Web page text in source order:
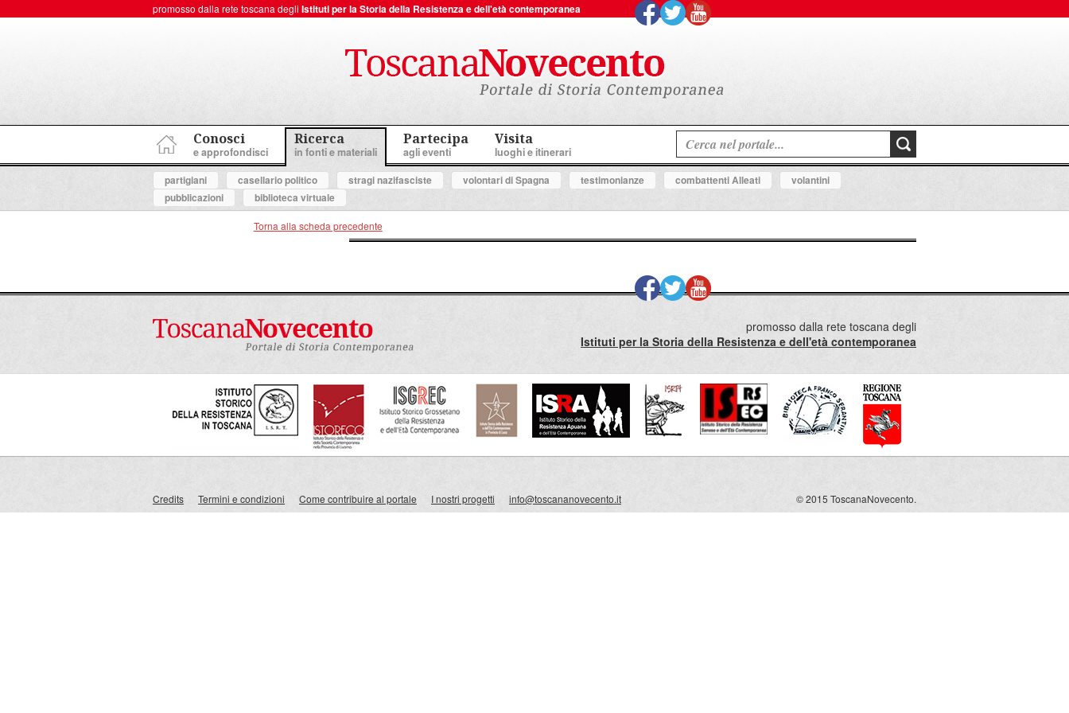
promosso dalla rete toscana degli Istituti per la Storia della Resistenza e dell'età contemporanea
Conosci
e approfondisci
Ricerca
in fonti e materiali
Partecipa
agli eventi
Visita
luoghi e itinerari
partigiani
casellario politico stragi nazifasciste volontari di Spagna testimonianze combattenti Alleati
volantini
pubblicazioni
biblioteca virtuale
Torna alla scheda precedente
promosso dalla rete toscana degli
Istituti per la Storia della Resistenza e dell'età contemporanea
Credits Termini e condizioni Come contribuire al portale I nostri progetti info@toscananovecento.it © 2015 ToscanaNovecento.